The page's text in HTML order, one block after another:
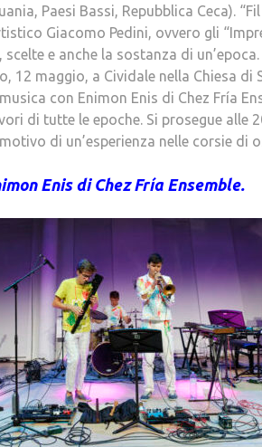
Paesi Bassi, Repubblica Ceca).
Giacomo Pedini, ovvero gli
e anche la sostanza di un’epoca.
12 maggio, a Cividale nella Chiesa
con Enimon Enis di Chez Fría
di tutte le epoche. Si prosegue alle
di un’esperienza nelle corsie di
Enis di Chez Fría Ensemble.